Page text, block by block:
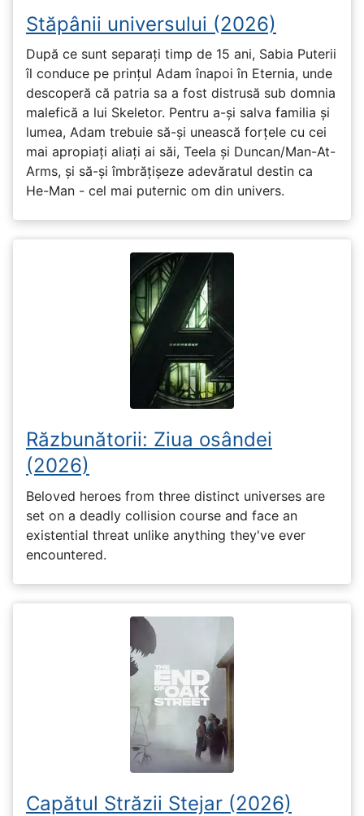
Stăpânii universului (2026)
După ce sunt separați timp de 15 ani, Sabia Puterii
îl conduce pe prințul Adam înapoi în Eternia, unde
descoperă că patria sa a fost distrusă sub domnia
malefică a lui Skeletor. Pentru a-și salva familia și
lumea, Adam trebuie să-și unească forțele cu cei
mai apropiați aliați ai săi, Teela și Duncan/Man-At-
Arms, și să-și îmbrățișeze adevăratul destin ca
He-Man - cel mai puternic om din univers.
Răzbunătorii: Ziua osândei
(2026)
Beloved heroes from three distinct universes are
set on a deadly collision course and face an
existential threat unlike anything they've ever
encountered.
Capătul Străzii Stejar (2026)